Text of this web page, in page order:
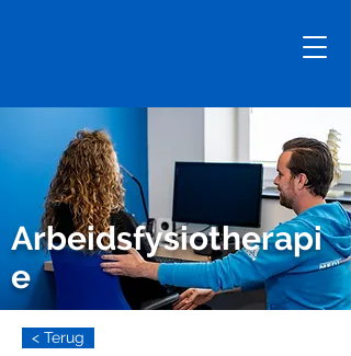
Arbeidsfysiotherapi
e
< Terug